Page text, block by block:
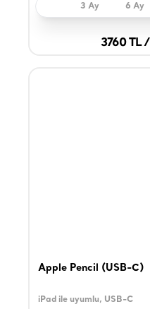
3 Ay 6 Ay
3760 TL /
Apple Pencil (USB-C)
iPad ile uyumlu, USB-C